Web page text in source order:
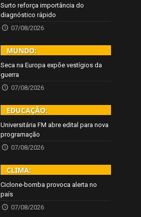
Surto reforça importância do
diagnóstico rápido
07/08/2026
MUNDO:
Seca na Europa expõe vestígios da
guerra
07/08/2026
EDUCAÇÃO:
Universitária FM abre edital para nova
programação
07/08/2026
CLIMA:
Ciclone-bomba provoca alerta no
país
07/08/2026